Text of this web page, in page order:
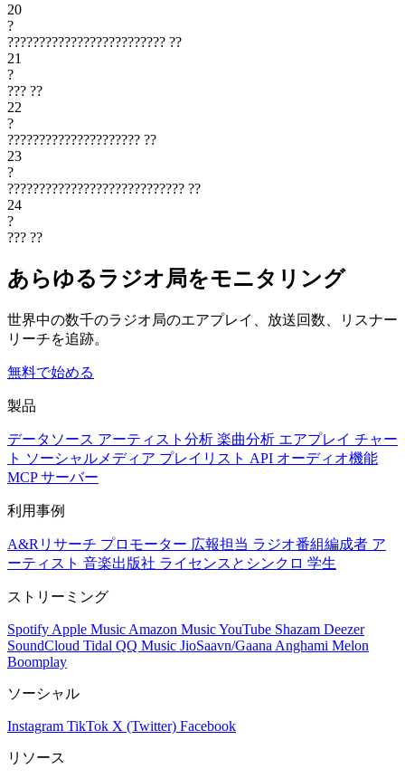
20
?
????????????????????????? ??
21
?
??? ??
22
?
????????????????????? ??
23
?
???????????????????????????? ??
24
?
??? ??
あらゆるラジオ局をモニタリング
世界中の数千のラジオ局のエアプレイ、放送回数、リスナー
リーチを追跡。
無料で始める
製品
データソース アーティスト分析 楽曲分析 エアプレイ チャー
ト ソーシャルメディア プレイリスト API オーディオ機能
MCP サーバー
利用事例
A&Rリサーチ プロモーター 広報担当 ラジオ番組編成者 ア
ーティスト 音楽出版社 ライセンスとシンクロ 学生
ストリーミング
Spotify Apple Music Amazon MusicYouTube Shazam Deezer
SoundCloud Tidal QQ Music JioSaavn/Gaana Anghami Melon
Boomplay
ソーシャル
Instagram TikTok X (Twitter) Facebook
リソース